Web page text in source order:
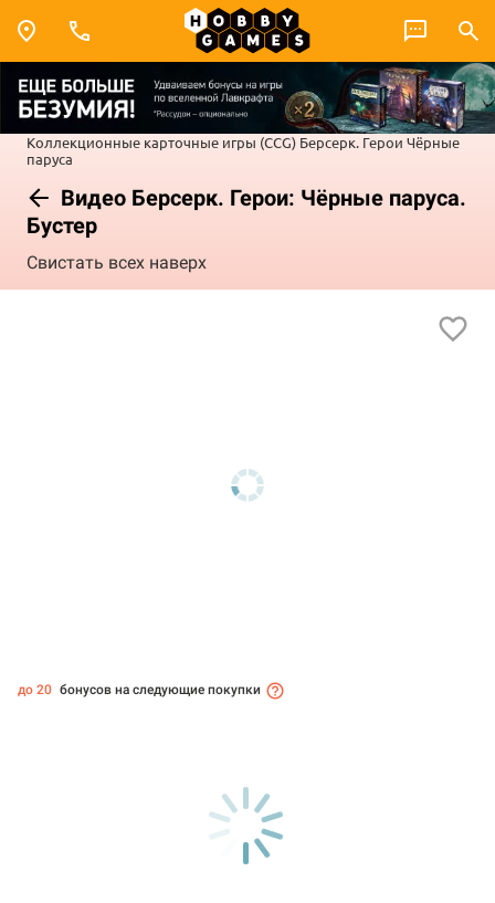
Коллекционные карточные игры (CCG) Берсерк. Герои Чёрные
паруса
Видео Берсерк. Герои: Чёрные паруса.
Бустер
Свистать всех наверх
до 20 бонусов на следующие покупки